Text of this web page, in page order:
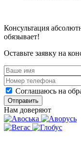
Консультация
обязывает!
Оставьте заявку на
Соглашаюсь на
Отправить
Нам доверяют